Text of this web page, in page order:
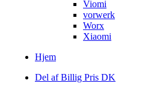
Viomi
vorwerk
Worx
Xiaomi
Hjem
Del af Billig Pris DK